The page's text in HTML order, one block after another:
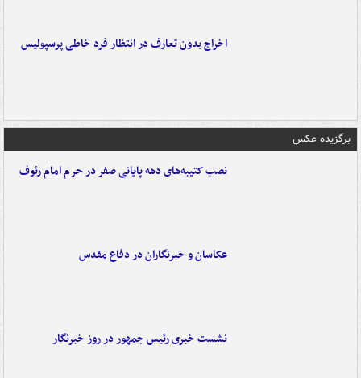
اخراج بدون تعارف در انتظار فرد خاطی پرسپولیس
برگزیده عکس
نصب کتیبه‌های دهه پایانی صفر در حرم امام رئوف
عکاسان و خبرنگاران در دفاع مقدس
نشست خبری رئیس جمهور در روز خبرنگار